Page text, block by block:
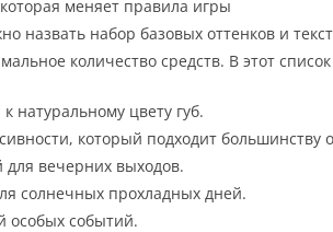
меняет правила игры
назвать набор базовых оттенков и
количество средств. В этот
цвету губ.
который подходит большинству
вечерних выходов.
солнечных прохладных дней.
событий.